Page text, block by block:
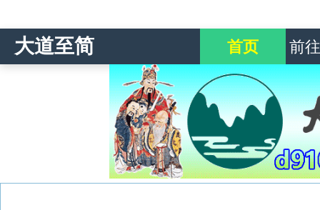
大道至简 首页 前